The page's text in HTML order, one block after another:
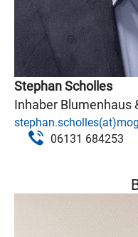
Stephan Scholles
Inhaber Blumenhaus
06131 684253